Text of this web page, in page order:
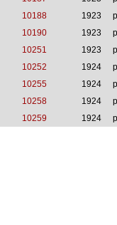
10188 1923
10190 1923
10251 1923
10252 1924
10255 1924
10258 1924
10259 1924